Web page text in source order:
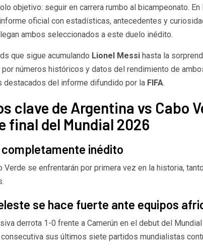
objetivo: seguir en carrera rumbo al bicampeonato.
oficial con estadísticas, antecedentes y
ambos seleccionados a este duelo inédito.
que sigue acumulando Lionel Messi hasta la
por números históricos y datos del rendimiento de
destacados del informe difundido por la FIFA.
clave de Argentina vs Cabo
final del Mundial 2026
completamente inédito
Verde se enfrentarán por primera vez en la historia,
se hace fuerte ante equipos
derrota 1-0 frente a Camerún en el debut del
consecutiva sus últimos siete partidos mundialistas